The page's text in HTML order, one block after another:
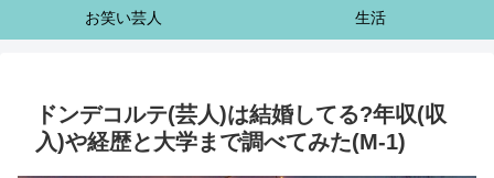
お笑い芸人 生活
ドンデコルテ(芸人)は結婚してる?年収(収
入)や経歴と大学まで調べてみた(M-1)